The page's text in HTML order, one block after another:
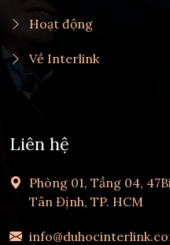
Hoạt động
Về Interlink
Liên hệ
Phòng 01, Tầng 04,
Tân Định, TP. HCM